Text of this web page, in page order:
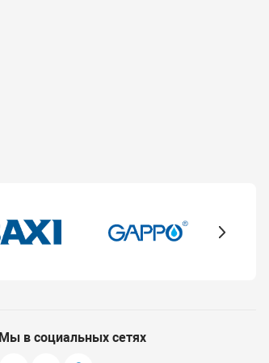
Мы в социальных сетях